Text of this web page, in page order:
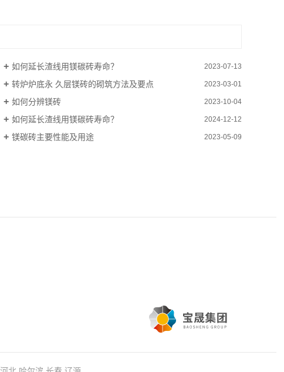
如何延长渣线用镁碳砖寿命？ 2023-07-13
转炉炉底永 久层镁砖的砌筑方法及要点 2023-03-01
如何分辨镁砖 2023-10-04
如何延长渣线用镁碳砖寿命？ 2024-12-12
镁碳砖主要性能及用途 2023-05-09